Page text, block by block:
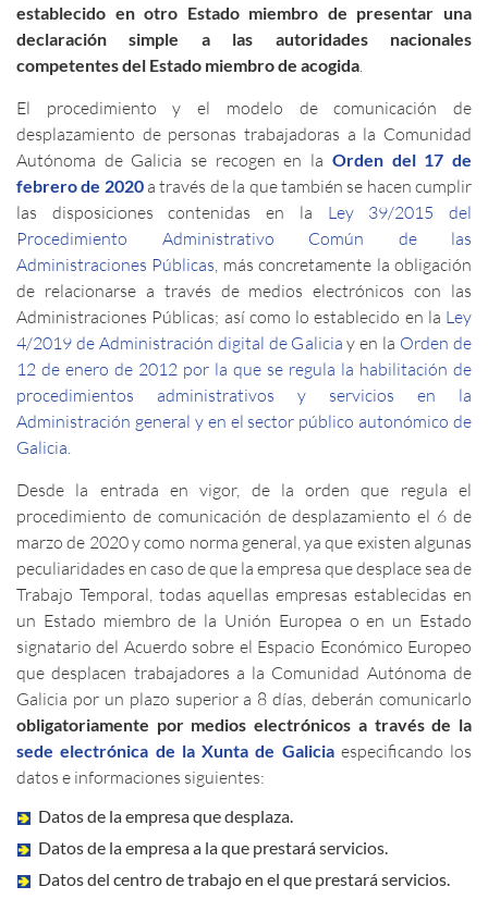
establecido en otro Estado miembro de presentar una
declaración simple a las autoridades nacionales
competentes del Estado miembro de acogida.
El procedimiento y el modelo de comunicación de
desplazamiento de personas trabajadoras a la Comunidad
Autónoma de Galicia se recogen en la Orden del 17 de
febrero de 2020a través de la que también se hacen cumplir
las disposiciones contenidas en la Ley 39/2015 del
Procedimiento Administrativo Común de las
Administraciones Públicas, más concretamente la obligación
de relacionarse a través de medios electrónicos con las
Administraciones Públicas; así como lo establecido en la Ley
4/2019 de Administración digital de Galicia y en la Orden de
12 de enero de 2012 por la que se regula la habilitación de
procedimientos administrativos y servicios en la
Administración general y en el sector público autonómico de
Galicia.
Desde la entrada en vigor, de la orden que regula el
procedimiento de comunicación de desplazamiento el 6 de
marzo de 2020 y como norma general, ya que existen algunas
peculiaridades en caso de que la empresa que desplace sea de
Trabajo Temporal, todas aquellas empresas establecidas en
un Estado miembro de la Unión Europea o en un Estado
signatario del Acuerdo sobre el Espacio Económico Europeo
que desplacen trabajadores a la Comunidad Autónoma de
Galicia por un plazo superior a 8 días, deberán comunicarlo
obligatoriamente por medios electrónicos a través de la
sede electrónica de la Xunta de Galicia especificando los
datos e informaciones siguientes:
Datos de la empresa que desplaza.
Datos de la empresa a la que prestará servicios.
Datos del centro de trabajo en el que prestará servicios.